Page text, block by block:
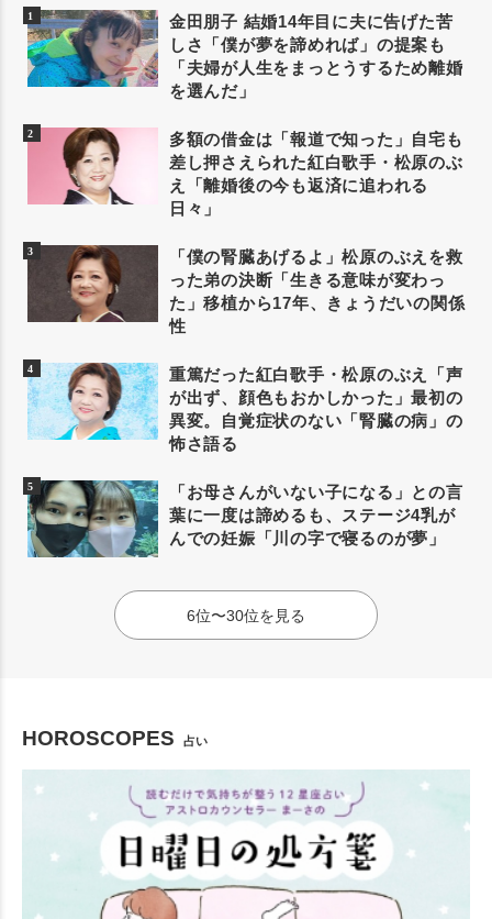
金田朋子 結婚14年目に夫に告げた苦
しさ「僕が夢を諦めれば」の提案も
「夫婦が人生をまっとうするため離婚
を選んだ」
多額の借金は「報道で知った」自宅も
差し押さえられた紅白歌手・松原のぶ
え「離婚後の今も返済に追われる
日々」
「僕の腎臓あげるよ」松原のぶえを救
った弟の決断「生きる意味が変わっ
た」移植から17年、きょうだいの関係
性
重篤だった紅白歌手・松原のぶえ「声
が出ず、顔色もおかしかった」最初の
異変。自覚症状のない「腎臓の病」の
怖さ語る
「お母さんがいない子になる」との言
葉に一度は諦めるも、ステージ4乳が
んでの妊娠「川の字で寝るのが夢」
6位〜30位を見る
HOROSCOPES 占い